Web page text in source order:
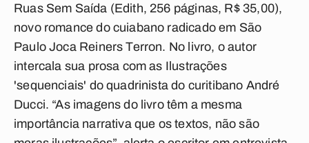
Ruas Sem Saída (Edith, 256 páginas, R$ 35,00),
novo romance do cuiabano radicado em São
Paulo Joca Reiners Terron. No livro, o autor
intercala sua prosa com as Ilustrações
'sequenciais' do quadrinista do curitibano André
Ducci. “As imagens do livro têm a mesma
importância narrativa que os textos, não são